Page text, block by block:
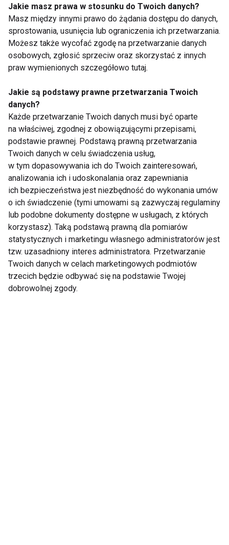
Lody codziennie?
Dietetyk mówi, kiedy
to naprawdę nie jest
problem
5 produktów, które
latem odwadniają
bardziej, niż myślisz
7 kolacji do 400 kcal,
które sycą i pomagają
przetrwać letnie upały
Piknik na plaży
zamiast restauracji.
Jakie przekąski zabrać
ze sobą na wakacyjny
wyjazd?
Nie przegap nowości ze
świata FIT!
Zapisz się do naszego newslettera
Jakie masz prawa w stosunku do Twoich danych?
Masz między innymi prawo do żądania dostępu do danych,
sprostowania, usunięcia lub ograniczenia ich przetwarzania.
Możesz także wycofać zgodę na przetwarzanie danych
osobowych, zgłosić sprzeciw oraz skorzystać z innych
praw wymienionych szczegółowo tutaj.
Jakie są podstawy prawne przetwarzania Twoich
danych?
Każde przetwarzanie Twoich danych musi być oparte
na właściwej, zgodnej z obowiązującymi przepisami,
podstawie prawnej. Podstawą prawną przetwarzania
Twoich danych w celu świadczenia usług,
w tym dopasowywania ich do Twoich zainteresowań,
analizowania ich i udoskonalania oraz zapewniania
ich bezpieczeństwa jest niezbędność do wykonania umów
o ich świadczenie (tymi umowami są zazwyczaj regulaminy
lub podobne dokumenty dostępne w usługach, z których
korzystasz). Taką podstawą prawną dla pomiarów
statystycznych i marketingu własnego administratorów jest
tzw. uzasadniony interes administratora. Przetwarzanie
Twoich danych w celach marketingowych podmiotów
trzecich będzie odbywać się na podstawie Twojej
dobrowolnej zgody.